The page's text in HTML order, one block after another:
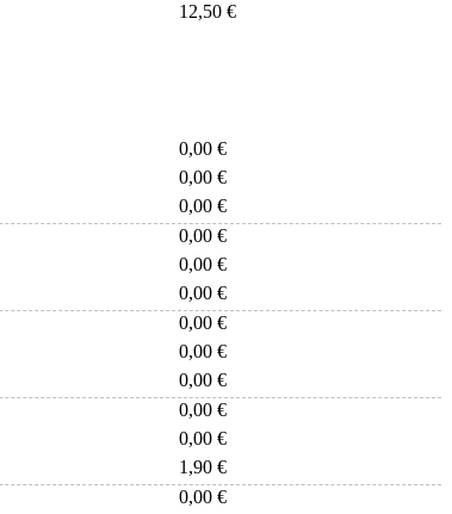
12,50 €
0,00 €
0,00 €
0,00 €
0,00 €
0,00 €
0,00 €
0,00 €
0,00 €
0,00 €
0,00 €
0,00 €
1,90 €
0,00 €